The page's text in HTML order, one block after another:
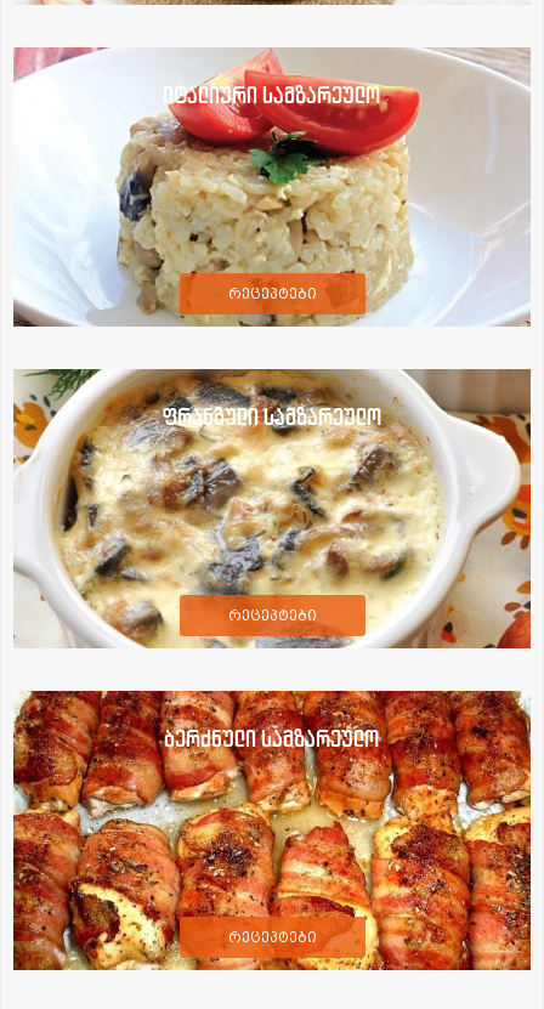
იტალიური სამზარეულო
რეცეპტები
ფრანგული სამზარეულო
რეცეპტები
ბერძნული სამზარეულო
რეცეპტები